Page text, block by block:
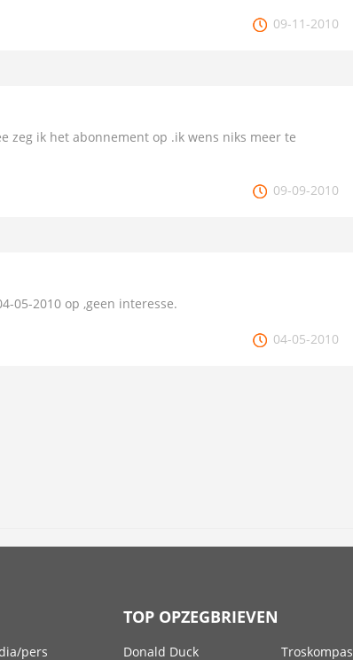
09-11-2010
zeg ik het abonnement op .ik wens niks meer te
09-09-2010
05-2010 op ,geen interesse.
04-05-2010
pers
TOP OPZEGBRIEVEN
Donald Duck Troskompas